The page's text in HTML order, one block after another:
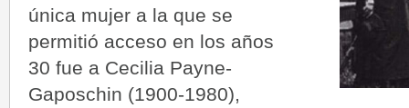
única mujer a la que se
permitió acceso en los años
30 fue a Cecilia Payne-
Gaposchin (1900-1980),